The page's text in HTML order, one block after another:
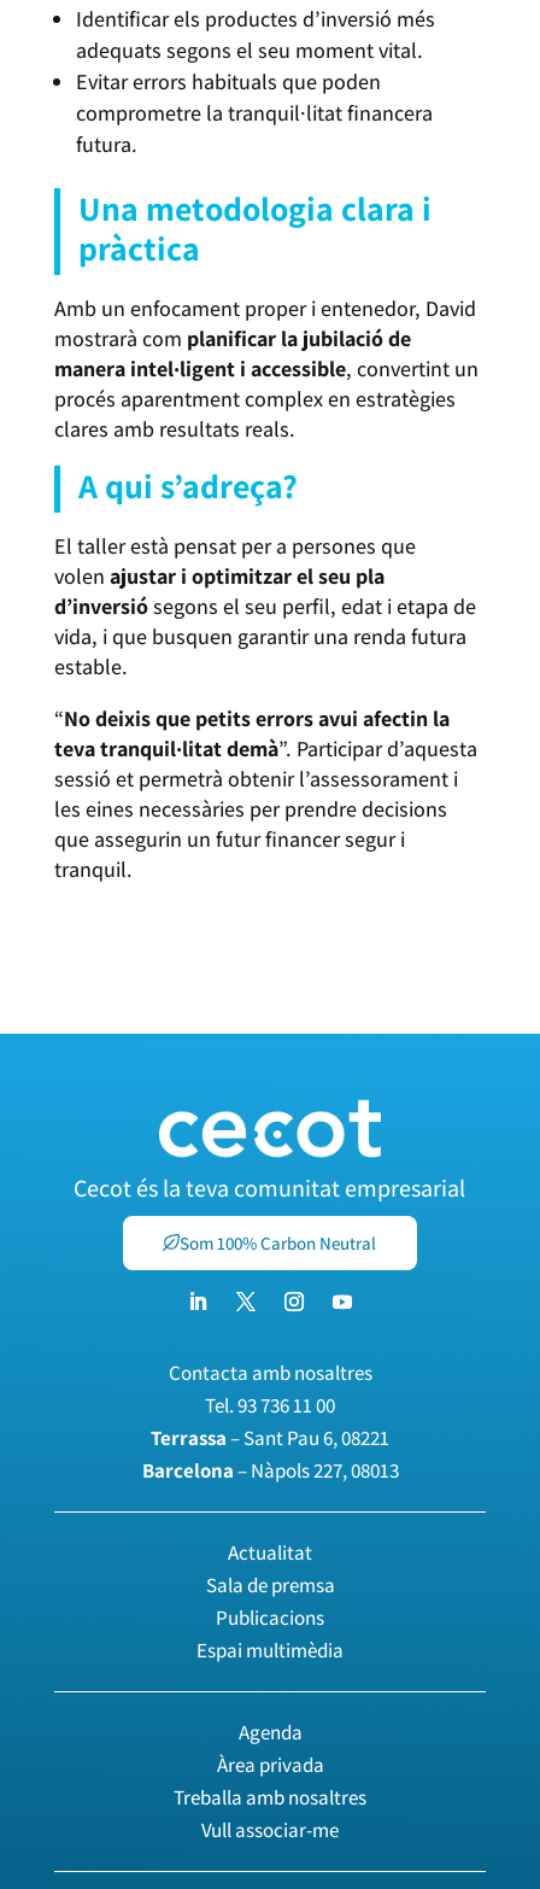
Identificar els productes d’inversió més
adequats segons el seu moment vital.
Evitar errors habituals que poden
comprometre la tranquil·litat financera
futura.
Una metodologia clara i
pràctica
Amb un enfocament proper i entenedor, David
mostrarà com planificar la jubilació de
manera intel·ligent i accessible, convertint un
procés aparentment complex en estratègies
clares amb resultats reals.
A qui s’adreça?
El taller està pensat per a persones que
volen ajustar i optimitzar el seu pla
d’inversiósegons el seu perfil, edat i etapa de
vida, i que busquen garantir una renda futura
estable.
“No deixis que petits errors avui afectin la
teva tranquil·litat demà”. Participar d’aquesta
sessió et permetrà obtenir l’assessorament i
les eines necessàries per prendre decisions
que assegurin un futur financer segur i
tranquil.
Cecot és la teva comunitat empresarial
Som 100% Carbon Neutral
Contacta amb nosaltres
Tel.93 736 11 00
Terrassa– Sant Pau 6, 08221
Barcelona– Nàpols 227, 08013
Actualitat
Sala de premsa
Publicacions
Espai multimèdia
Agenda
Àrea privada
Treballa amb nosaltres
Vull associar-me